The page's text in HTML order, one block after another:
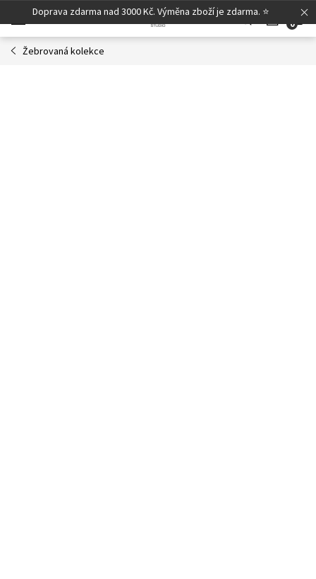
na
obsah
Doprava zdarma nad 3000 Kč. Výměna zboží je zdarma. ⭐
Žebrovaná kolekce